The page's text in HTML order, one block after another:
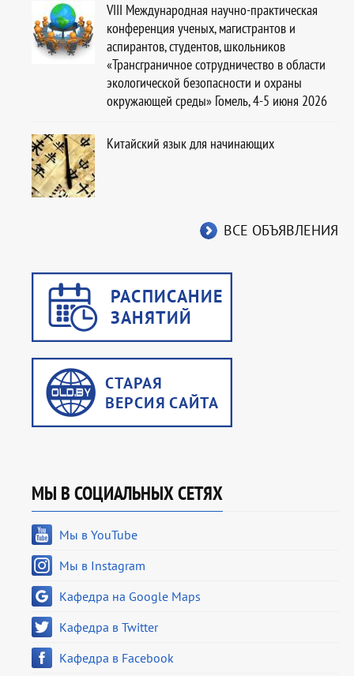
VIII Международная научно-практическая
конференция ученых, магистрантов и
аспирантов, студентов, школьников
«Трансграничное сотрудничество в области
экологической безопасности и охраны
окружающей среды» Гомель, 4-5 июня 2026
Китайский язык для начинающих
ВСЕ ОБЪЯВЛЕНИЯ
МЫ В СОЦИАЛЬНЫХ СЕТЯХ
Мы в YouTube
Мы в Instagram
Кафедра на Google Maps
Кафедра в Twitter
Кафедра в Facebook